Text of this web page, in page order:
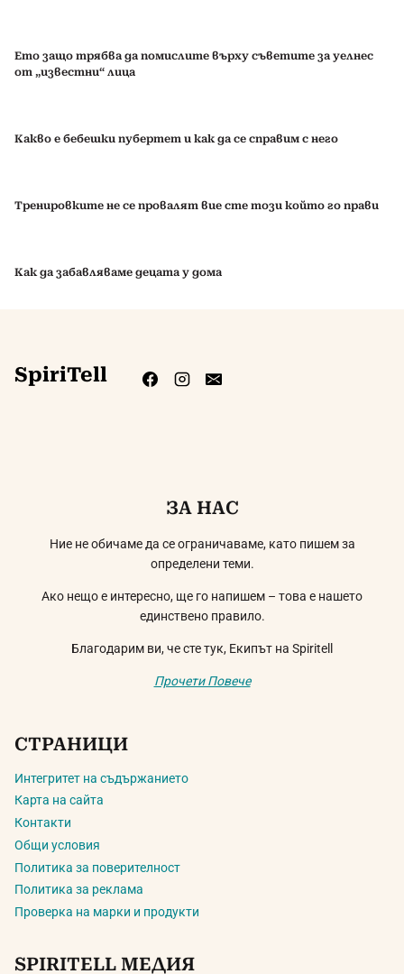
Ето защо трябва да помислите върху съветите за уелнес
от „известни“ лица
Какво е бебешки пубертет и как да се справим с него
Тренировките не се провалят вие сте този който го прави
Как да забавляваме децата у дома
SpiriTell
ЗА НАС
Ние не обичаме да се ограничаваме, като пишем за
определени теми.
Ако нещо е интересно, ще го напишем – това е нашето
единствено правило.
Благодарим ви, че сте тук, Екипът на Spiritell
Прочети Повече
СТРАНИЦИ
Интегритет на съдържанието
Карта на сайта
Контакти
Общи условия
Политика за поверителност
Политика за реклама
Проверка на марки и продукти
SPIRITELL МЕДИЯ